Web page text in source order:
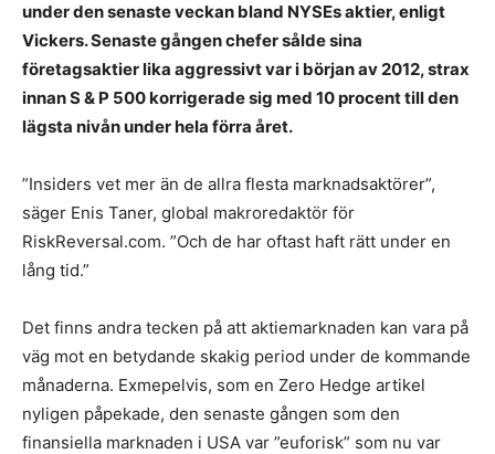
under den senaste veckan bland NYSEs aktier, enligt
Vickers. Senaste gången chefer sålde sina
företagsaktier lika aggressivt var i början av 2012, strax
innan S & P 500 korrigerade sig med 10 procent till den
lägsta nivån under hela förra året.
”Insiders vet mer än de allra flesta marknadsaktörer”,
säger Enis Taner, global makroredaktör för
RiskReversal.com. ”Och de har oftast haft rätt under en
lång tid.”
Det finns andra tecken på att aktiemarknaden kan vara på
väg mot en betydande skakig period under de kommande
månaderna. Exmepelvis, som en Zero Hedge artikel
nyligen påpekade, den senaste gången som den
finansiella marknaden i USA var ”euforisk” som nu var